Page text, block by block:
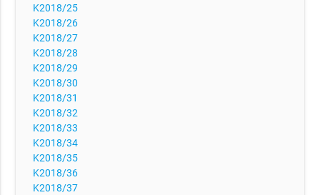
K2018/25
K2018/26
K2018/27
K2018/28
K2018/29
K2018/30
K2018/31
K2018/32
K2018/33
K2018/34
K2018/35
K2018/36
K2018/37